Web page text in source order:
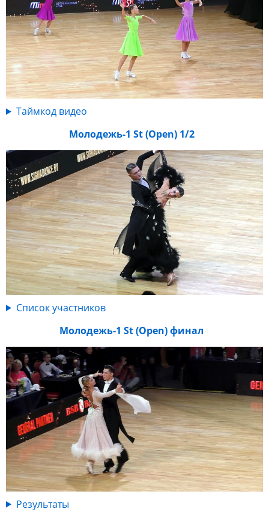
Таймкод видео
Молодежь-1 St (Open) 1/2
Список участников
Молодежь-1 St (Open) финал
Результаты